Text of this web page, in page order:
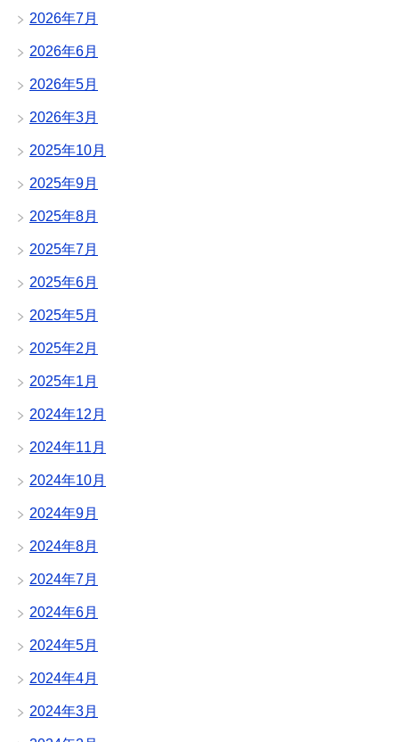
2026年7月
2026年6月
2026年5月
2026年3月
2025年10月
2025年9月
2025年8月
2025年7月
2025年6月
2025年5月
2025年2月
2025年1月
2024年12月
2024年11月
2024年10月
2024年9月
2024年8月
2024年7月
2024年6月
2024年5月
2024年4月
2024年3月